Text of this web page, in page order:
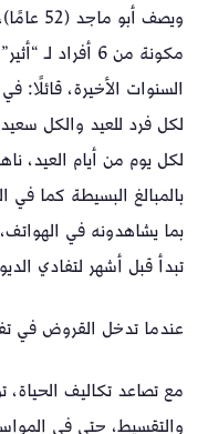
ويصف
مكونة من 6
السنوات الأخيرة،
لكل فرد للعيد والكل
لكل يوم من أيام العيد،
بالمبالغ البسيطة كما في
بما يشاهدونه في
تبدأ قبل أشهر لتفادي
عندما تدخل القروض في
مع تصاعد تكاليف
والتقسيط، حتى في